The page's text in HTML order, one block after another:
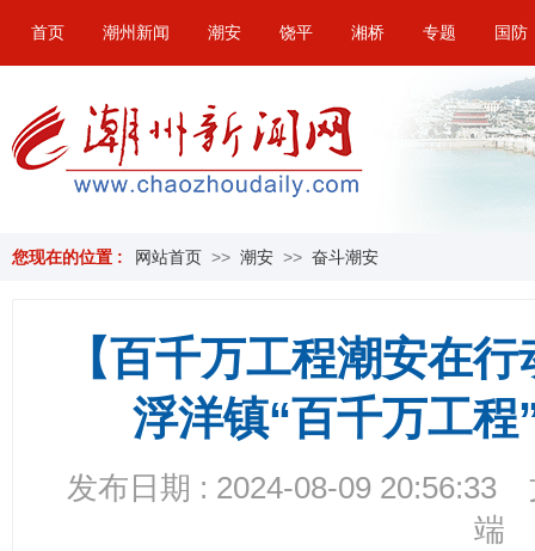
首页 潮州新闻 潮安 饶平 湘桥 专题 国防
您现在的位置 : 网站首页 >> 潮安 >> 奋斗潮安
【百千万工程潮安在
浮洋镇“百千万工
发布日期 : 2024-08-09 20:56:33
端